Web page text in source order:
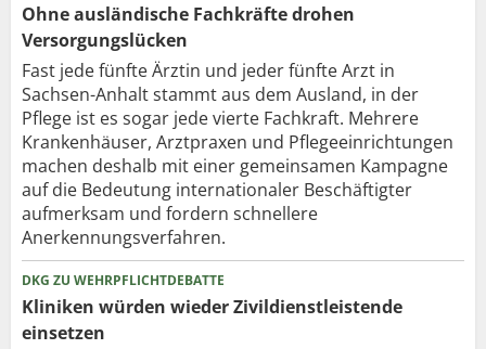
Ohne ausländische Fachkräfte drohen
Versorgungslücken
Fast jede fünfte Ärztin und jeder fünfte Arzt in
Sachsen-Anhalt stammt aus dem Ausland, in der
Pflege ist es sogar jede vierte Fachkraft. Mehrere
Krankenhäuser, Arztpraxen und Pflegeeinrichtungen
machen deshalb mit einer gemeinsamen Kampagne
auf die Bedeutung internationaler Beschäftigter
aufmerksam und fordern schnellere
Anerkennungsverfahren.
DKG ZU WEHRPFLICHTDEBATTE
Kliniken würden wieder Zivildienstleistende
einsetzen